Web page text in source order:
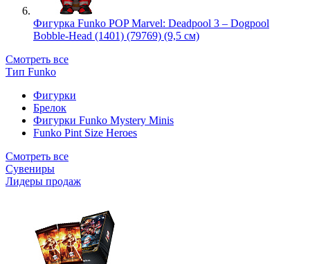
Фигурка Funko POP Marvel: Deadpool 3 – Dogpool
Bobble-Head (1401) (79769) (9,5 см)
Смотреть все
Тип Funko
Фигурки
Брелок
Фигурки Funko Mystery Minis
Funko Pint Size Heroes
Смотреть все
Сувениры
Лидеры продаж